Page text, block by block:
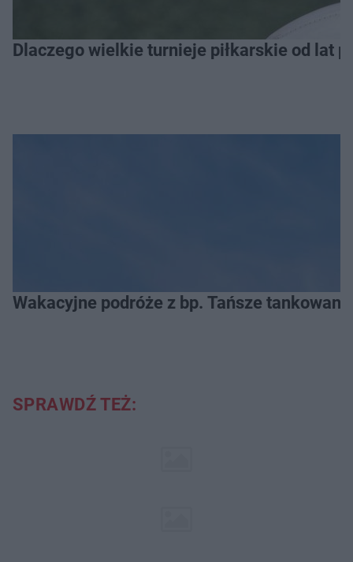
Dlaczego wielkie turnieje piłkarskie od lat
Wakacyjne podróże z bp. Tańsze
SPRAWDŹ TEŻ: